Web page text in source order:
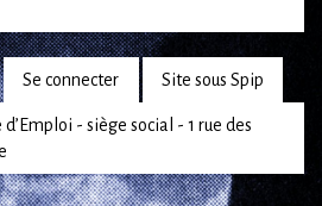
Se connecter Site sous Spip
- siège social - 1 rue des